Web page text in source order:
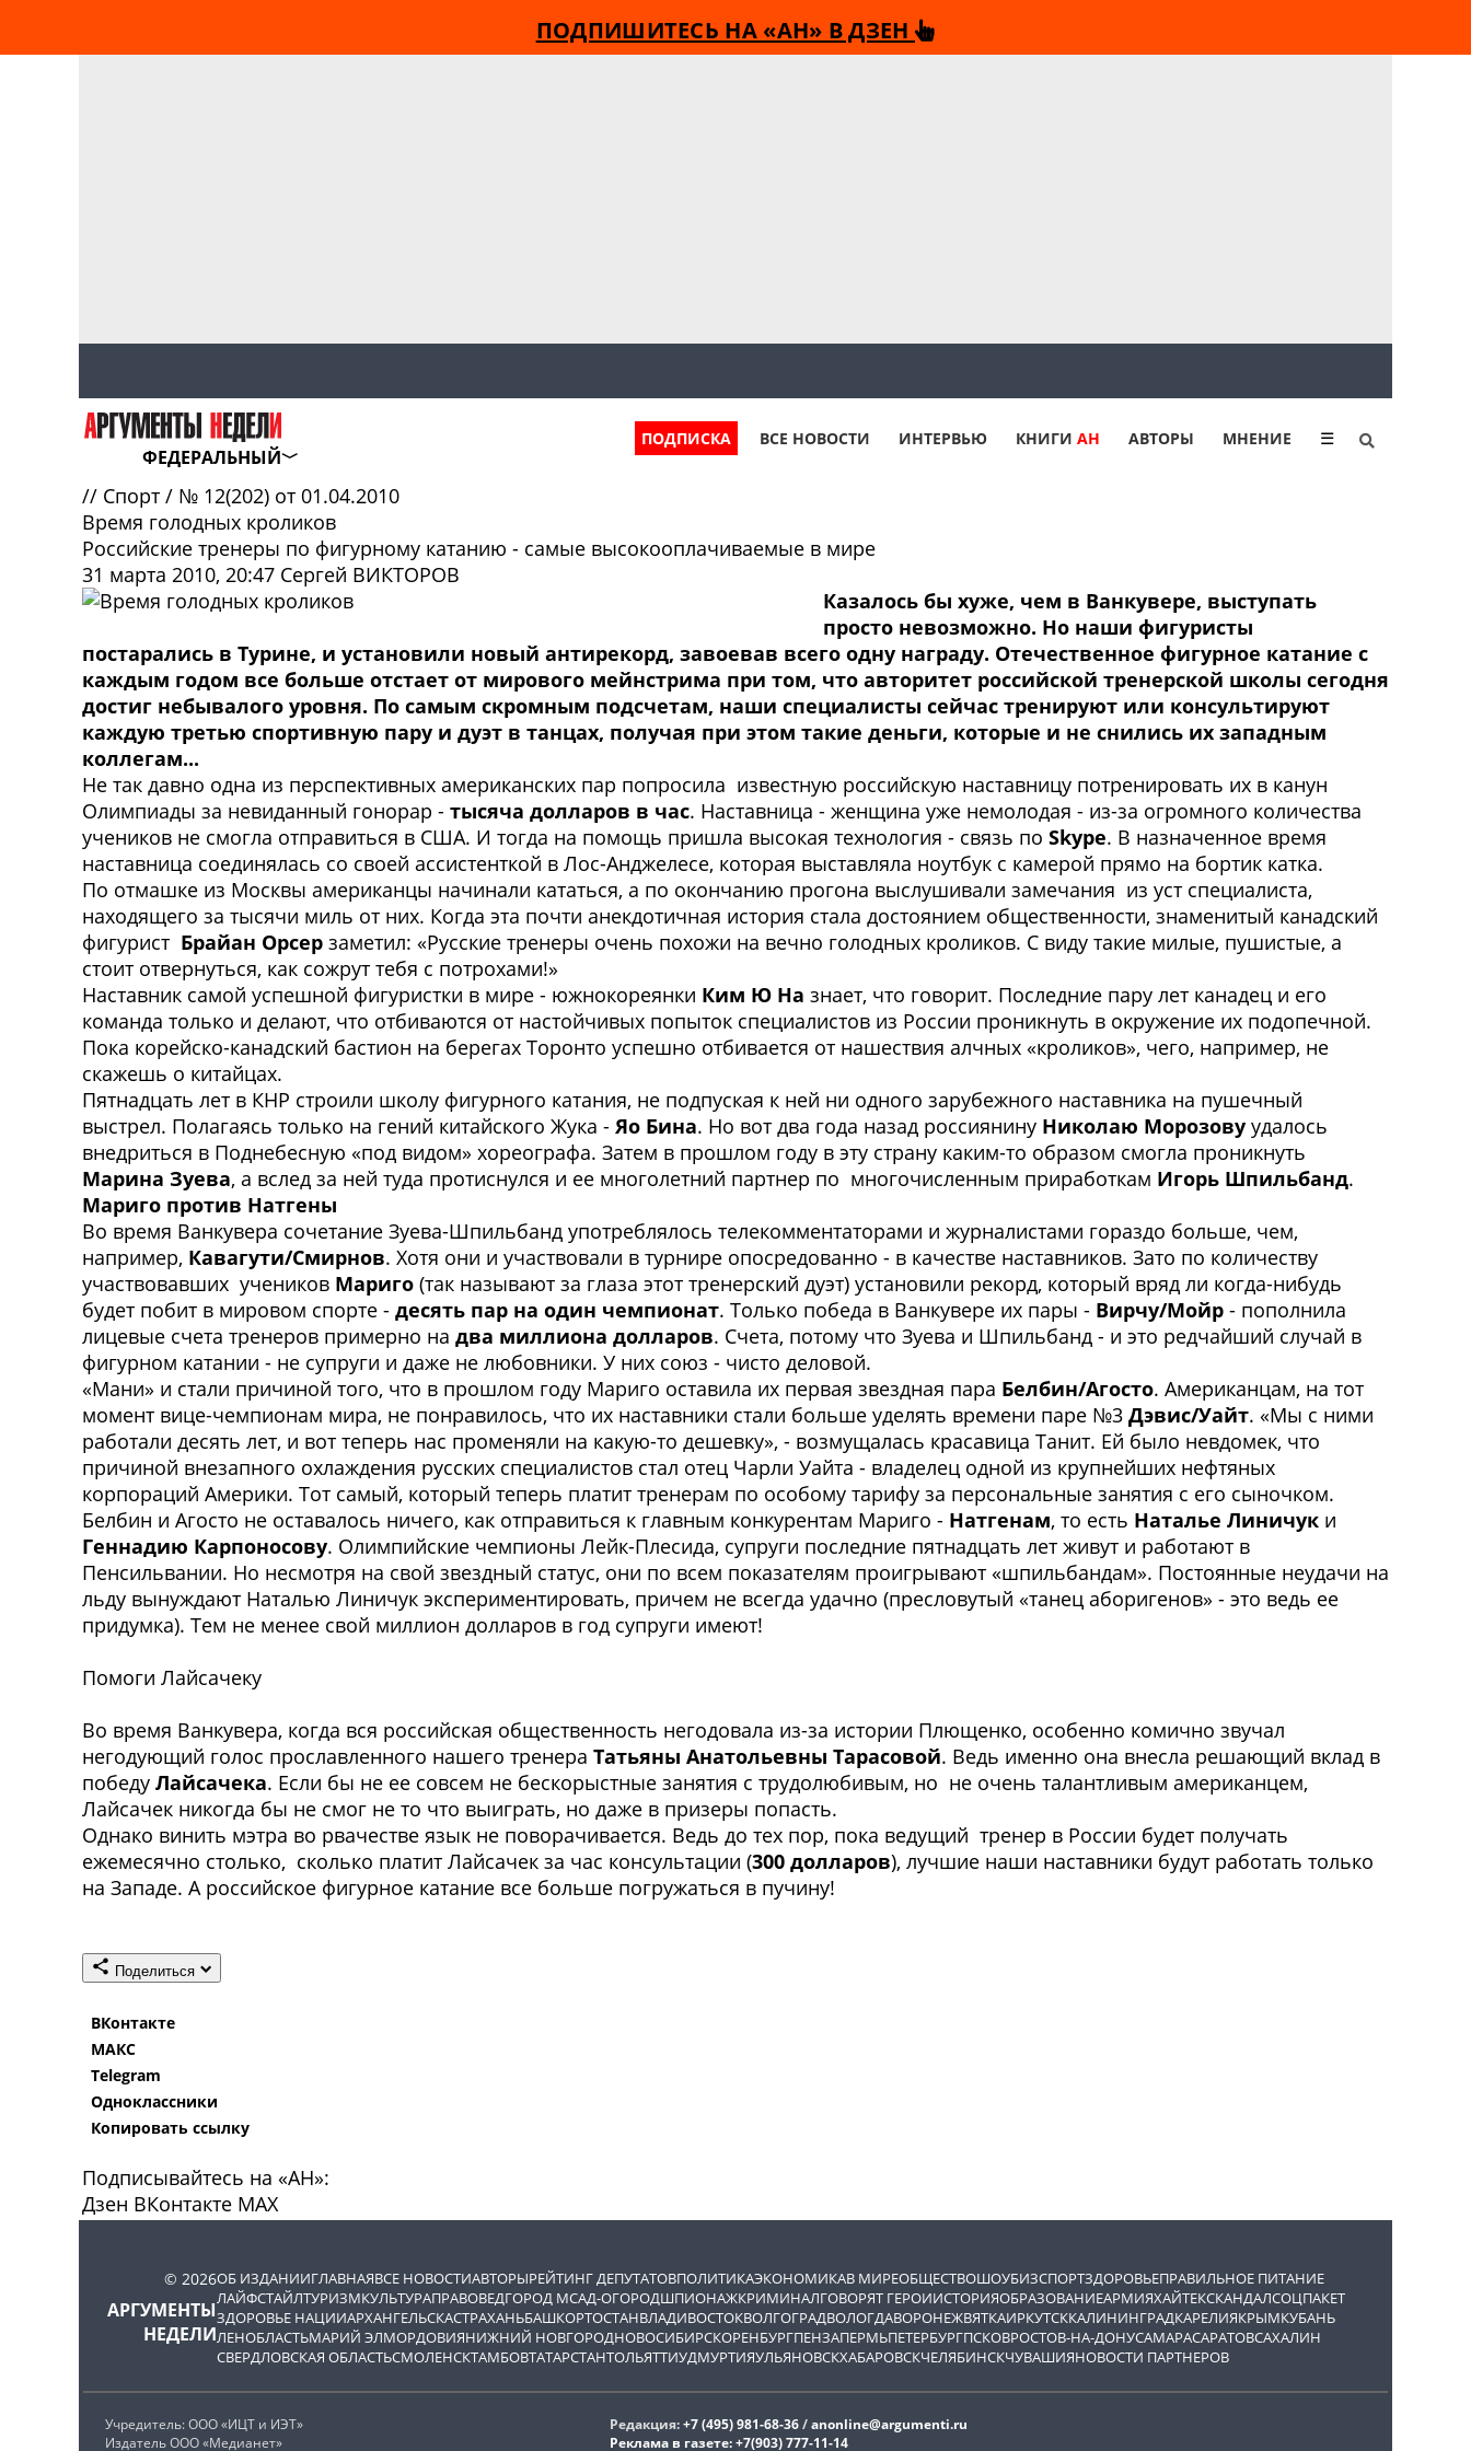
ПОДПИШИТЕСЬ НА «АН» В ДЗЕН
ФЕДЕРАЛЬНЫЙ
ПОДПИСКА ВСЕ НОВОСТИ ИНТЕРВЬЮ КНИГИ АН АВТОРЫ МНЕНИЕ ☰
// Спорт / № 12(202) от 01.04.2010
Время голодных кроликов
Российские тренеры по фигурному катанию - самые высокооплачиваемые в мире
31 марта 2010, 20:47 Сергей ВИКТОРОВ
Казалось бы хуже, чем в Ванкувере, выступать
просто невозможно. Но наши фигуристы
постарались в Турине, и установили новый антирекорд, завоевав всего одну награду. Отечественное фигурное катание с
каждым годом все больше отстает от мирового мейнстрима при том, что авторитет российской тренерской школы сегодня
достиг небывалого уровня. По самым скромным подсчетам, наши специалисты сейчас тренируют или консультируют
каждую третью спортивную пару и дуэт в танцах, получая при этом такие деньги, которые и не снились их западным
коллегам...
Не так давно одна из перспективных американских пар попросила известную российскую наставницу потренировать их в канун
Олимпиады за невиданный гонорар - тысяча долларов в час. Наставница - женщина уже немолодая - из-за огромного количества
учеников не смогла отправиться в США. И тогда на помощь пришла высокая технология - связь по Skype. В назначенное время
наставница соединялась со своей ассистенткой в Лос-Анджелесе, которая выставляла ноутбук с камерой прямо на бортик катка.
По отмашке из Москвы американцы начинали кататься, а по окончанию прогона выслушивали замечания из уст специалиста,
находящего за тысячи миль от них. Когда эта почти анекдотичная история стала достоянием общественности, знаменитый канадский
фигурист Брайан Орсер заметил: «Русские тренеры очень похожи на вечно голодных кроликов. С виду такие милые, пушистые, а
стоит отвернуться, как сожрут тебя с потрохами!»
Наставник самой успешной фигуристки в мире - южнокореянки Ким Ю На знает, что говорит. Последние пару лет канадец и его
команда только и делают, что отбиваются от настойчивых попыток специалистов из России проникнуть в окружение их подопечной.
Пока корейско-канадский бастион на берегах Торонто успешно отбивается от нашествия алчных «кроликов», чего, например, не
скажешь о китайцах.
Пятнадцать лет в КНР строили школу фигурного катания, не подпуская к ней ни одного зарубежного наставника на пушечный
выстрел. Полагаясь только на гений китайского Жука - Яо Бина. Но вот два года назад россиянину Николаю Морозову удалось
внедриться в Поднебесную «под видом» хореографа. Затем в прошлом году в эту страну каким-то образом смогла проникнуть
Марина Зуева, а вслед за ней туда протиснулся и ее многолетний партнер по многочисленным приработкам Игорь Шпильбанд.
Мариго против Натгены
Во время Ванкувера сочетание Зуева-Шпильбанд употреблялось телекомментаторами и журналистами гораздо больше, чем,
например, Кавагути/Смирнов. Хотя они и участвовали в турнире опосредованно - в качестве наставников. Зато по количеству
участвовавших учеников Мариго (так называют за глаза этот тренерский дуэт) установили рекорд, который вряд ли когда-нибудь
будет побит в мировом спорте - десять пар на один чемпионат. Только победа в Ванкувере их пары - Вирчу/Мойр - пополнила
лицевые счета тренеров примерно на два миллиона долларов. Счета, потому что Зуева и Шпильбанд - и это редчайший случай в
фигурном катании - не супруги и даже не любовники. У них союз - чисто деловой.
«Мани» и стали причиной того, что в прошлом году Мариго оставила их первая звездная пара Белбин/Агосто. Американцам, на тот
момент вице-чемпионам мира, не понравилось, что их наставники стали больше уделять времени паре №3 Дэвис/Уайт. «Мы с ними
работали десять лет, и вот теперь нас променяли на какую-то дешевку», - возмущалась красавица Танит. Ей было невдомек, что
причиной внезапного охлаждения русских специалистов стал отец Чарли Уайта - владелец одной из крупнейших нефтяных
корпораций Америки. Тот самый, который теперь платит тренерам по особому тарифу за персональные занятия с его сыночком.
Белбин и Агосто не оставалось ничего, как отправиться к главным конкурентам Мариго - Натгенам, то есть Наталье Линичук и
Геннадию Карпоносову. Олимпийские чемпионы Лейк-Плесида, супруги последние пятнадцать лет живут и работают в
Пенсильвании. Но несмотря на свой звездный статус, они по всем показателям проигрывают «шпильбандам». Постоянные неудачи на
льду вынуждают Наталью Линичук экспериментировать, причем не всегда удачно (пресловутый «танец аборигенов» - это ведь ее
придумка). Тем не менее свой миллион долларов в год супруги имеют!
Помоги Лайсачеку
Во время Ванкувера, когда вся российская общественность негодовала из-за истории Плющенко, особенно комично звучал
негодующий голос прославленного нашего тренера Татьяны Анатольевны Тарасовой. Ведь именно она внесла решающий вклад в
победу Лайсачека. Если бы не ее совсем не бескорыстные занятия с трудолюбивым, но не очень талантливым американцем,
Лайсачек никогда бы не смог не то что выиграть, но даже в призеры попасть.
Однако винить мэтра во рвачестве язык не поворачивается. Ведь до тех пор, пока ведущий тренер в России будет получать
ежемесячно столько, сколько платит Лайсачек за час консультации (300 долларов), лучшие наши наставники будут работать только
на Западе. А российское фигурное катание все больше погружаться в пучину!
Поделиться
ВКонтакте
МАКС
Telegram
Одноклассники
Копировать ссылку
Подписывайтесь на «АН»:
Дзен ВКонтакте МАХ
© 2026
АРГУМЕНТЫ
НЕДЕЛИ
ОБ ИЗДАНИИГЛАВНАЯВСЕ НОВОСТИАВТОРЫРЕЙТИНГ ДЕПУТАТОВПОЛИТИКАЭКОНОМИКАВ МИРЕОБЩЕСТВОШОУБИЗСПОРТЗДОРОВЬЕПРАВИЛЬНОЕ ПИТАНИЕ
ЛАЙФСТАЙЛТУРИЗМКУЛЬТУРАПРАВОВЕДГОРОД МСАД-ОГОРОДШПИОНАЖКРИМИНАЛГОВОРЯТ ГЕРОИИСТОРИЯОБРАЗОВАНИЕАРМИЯХАЙТЕКСКАНДАЛСОЦПАКЕТ
ЗДОРОВЬЕ НАЦИИАРХАНГЕЛЬСКАСТРАХАНЬБАШКОРТОСТАНВЛАДИВОСТОКВОЛГОГРАДВОЛОГДАВОРОНЕЖВЯТКАИРКУТСККАЛИНИНГРАДКАРЕЛИЯКРЫМКУБАНЬ
ЛЕНОБЛАСТЬМАРИЙ ЭЛМОРДОВИЯНИЖНИЙ НОВГОРОДНОВОСИБИРСКОРЕНБУРГПЕНЗАПЕРМЬПЕТЕРБУРГПСКОВРОСТОВ-НА-ДОНУСАМАРАСАРАТОВСАХАЛИН
СВЕРДЛОВСКАЯ ОБЛАСТЬСМОЛЕНСКТАМБОВТАТАРСТАНТОЛЬЯТТИУДМУРТИЯУЛЬЯНОВСКХАБАРОВСКЧЕЛЯБИНСКЧУВАШИЯНОВОСТИ ПАРТНЕРОВ
Учредитель: ООО «ИЦТ и ИЭТ»
Издатель ООО «Медианет»
Редакция:+7 (495) 981-68-36/anonline@argumenti.ru
Реклама в газете:+7(903) 777-11-14